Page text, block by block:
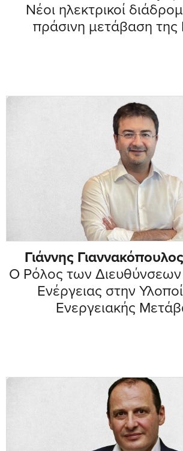
Νέοι ηλεκτρικοί
πράσινη μετάβαση της
Γιάννης
Ο Ρόλος των Διευθύνσεων
Ενέργειας στην
Ενεργειακής